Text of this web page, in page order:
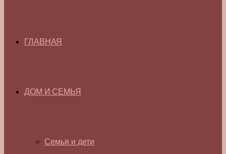
ГЛАВНАЯ
ДОМ И СЕМЬЯ
Семья и дети